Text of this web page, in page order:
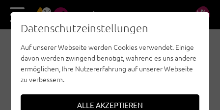
17 DE EN
FÜNF WICHTIGE TIPPS
ZUM GEHEN VON
KLETTERSTEIGEN
Erstellt von Matthias Bader | Klettersteige, Allgemein
Datenschutzeinstellungen
Auf unserer Webseite werden Cookies verwendet. Einige
davon werden zwingend benötigt, während es uns andere
ermöglichen, Ihre Nutzererfahrung auf unserer Webseite
zu verbessern.
ALLE AKZEPTIEREN